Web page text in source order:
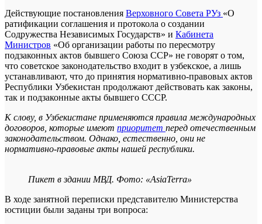
Действующие постановления Верховного Совета РУз «О
ратификации соглашения и протокола о создании
Содружества Независимых Государств» и Кабинета
Министров «Об организации работы по пересмотру
подзаконных актов бывшего Союза ССР» не говорят о том,
что советское законодательство входит в узбекское, а лишь
устанавливают, что до принятия нормативно-правовых актов
Республики Узбекистан продолжают действовать как законы,
так и подзаконные акты бывшего СССР.
К слову, в Узбекистане применяются правила международных
договоров, которые имеют приоритет перед отечественным
законодательством. Однако, естественно, они не
нормативно-правовые акты нашей республики.
Пикет в здании МВД. Фото: «AsiaTerra»
В ходе занятной переписки представителю Министерства
юстиции были заданы три вопроса: